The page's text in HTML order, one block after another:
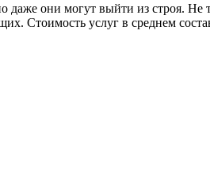
они могут выйти из строя.
Стоимость услуг в среднем